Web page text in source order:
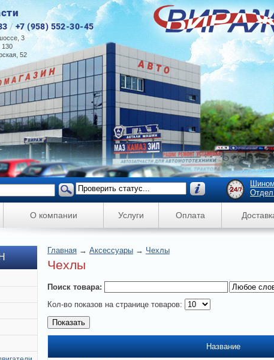
/+7 (958) 552-30-45
3
130
52
О компании Услуги Оплата
Главная → Аксессуары → Чехлы
Чехлы
Поиск товара:
Кол-во показов на странице товаров:
Название